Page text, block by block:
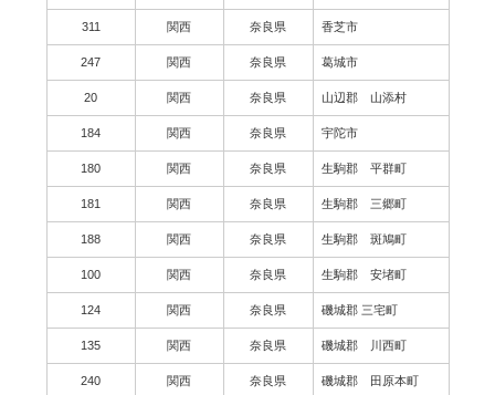
311 関西 奈良県 香芝市
247 関西 奈良県 葛城市
20 関西 奈良県 山辺郡 山添村
184 関西 奈良県 宇陀市
180 関西 奈良県 生駒郡 平群町
181 関西 奈良県 生駒郡 三郷町
188 関西 奈良県 生駒郡 斑鳩町
100 関西 奈良県 生駒郡 安堵町
124 関西 奈良県 磯城郡 三宅町
135 関西 奈良県 磯城郡 川西町
240 関西 奈良県 磯城郡 田原本町